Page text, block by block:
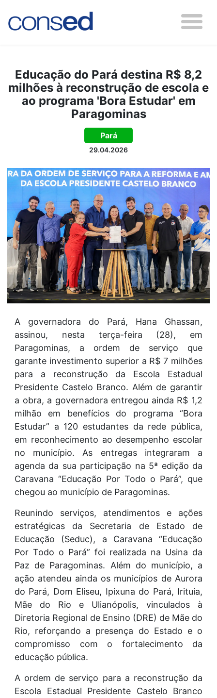
Educação do Pará destina R$ 8,2
milhões à reconstrução de escola e
ao programa 'Bora Estudar' em
Paragominas
Pará
29.04.2026
A governadora do Pará, Hana Ghassan,
assinou, nesta terça-feira (28), em
Paragominas, a ordem de serviço que
garante investimento superior a R$ 7 milhões
para a reconstrução da Escola Estadual
Presidente Castelo Branco. Além de garantir
a obra, a governadora entregou ainda R$ 1,2
milhão em benefícios do programa “Bora
Estudar” a 120 estudantes da rede pública,
em reconhecimento ao desempenho escolar
no município. As entregas integraram a
agenda da sua participação na 5ª edição da
Caravana “Educação Por Todo o Pará”, que
chegou ao município de Paragominas.
Reunindo serviços, atendimentos e ações
estratégicas da Secretaria de Estado de
Educação (Seduc), a Caravana “Educação
Por Todo o Pará” foi realizada na Usina da
Paz de Paragominas. Além do município, a
ação atendeu ainda os municípios de Aurora
do Pará, Dom Eliseu, Ipixuna do Pará, Irituia,
Mãe do Rio e Ulianópolis, vinculados à
Diretoria Regional de Ensino (DRE) de Mãe do
Rio, reforçando a presença do Estado e o
compromisso com o fortalecimento da
educação pública.
A ordem de serviço para a reconstrução da
Escola Estadual Presidente Castelo Branco